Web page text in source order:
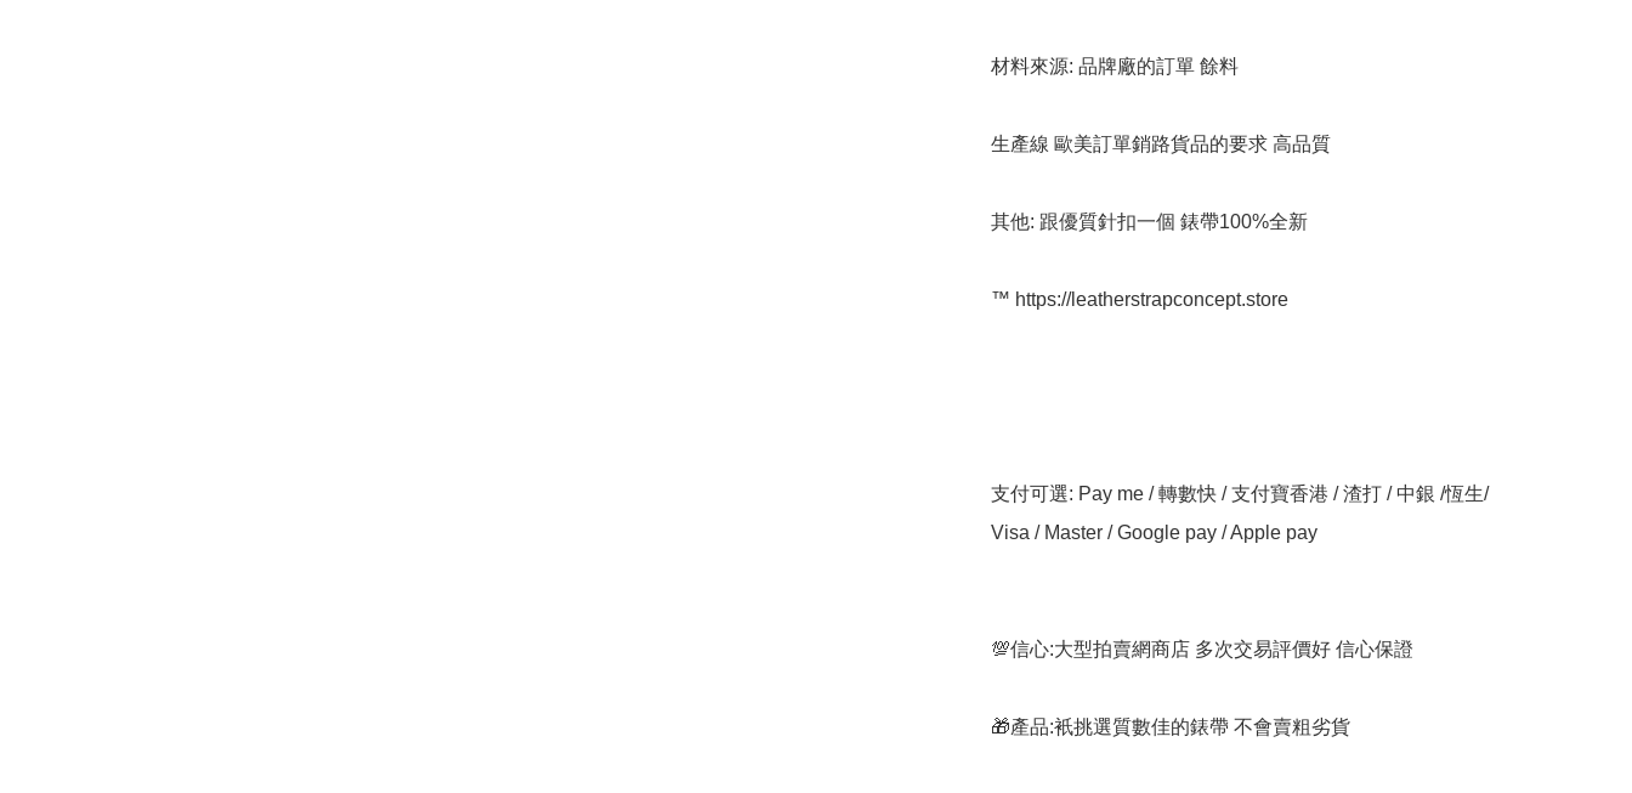
材料來源: 品牌廠的訂單 餘料
生產線 歐美訂單銷路貨品的要求 高品質
其他: 跟優質針扣一個 錶帶100%全新
™️ https://leatherstrapconcept.store
支付可選: Pay me / 轉數快 / 支付寶香港 / 渣打 / 中銀 /恆生/
Visa / Master / Google pay / Apple pay
💯信心:大型拍賣網商店 多次交易評價好 信心保證
🎁產品:衹挑選質數佳的錶帶 不會賣粗劣貨